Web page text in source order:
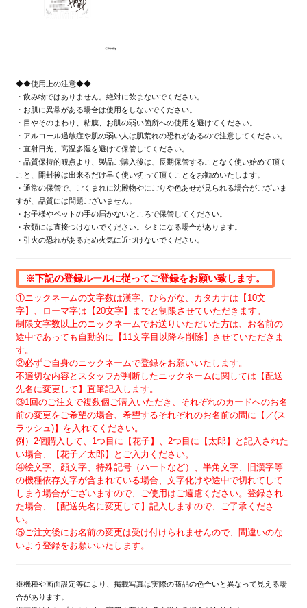
◆◆使用上の注意◆◆
・飲み物ではありません。絶対に飲まないでください。
・お肌に異常がある場合は使用をしないでください。
・目やそのまわり、粘膜、お肌の弱い箇所への使用を避けてください。
・アルコール過敏症や肌の弱い人は肌荒れの恐れがあるので注意してください。
・直射日光、高温多湿を避けて保管してください。
・品質保持的観点より、製品ご購入後は、長期保管することなく使い始めて頂く
こと、開封後は出来るだけ早く使い切って頂くことをお勧めいたします。
・通常の保管で、ごくまれに沈殿物やにごりや色あせが見られる場合がございま
すが、品質には問題ございません。
・お子様やペットの手の届かないところで保管してください。
・衣類には直接つけないでください。シミになる場合があります。
・引火の恐れがあるため火気に近づけないでください。
※下記の登録ルールに従ってご登録をお願い致します。
①ニックネームの文字数は漢字、ひらがな、カタカナは【10文
字】、ローマ字は【20文字】までと制限させていただきます。
制限文字数以上のニックネームでお送りいただいた方は、お名前の
途中であっても自動的に【11文字目以降を削除】させていただきま
す。
②必ずご自身のニックネームで登録をお願いいたします。
不適切な内容とスタッフが判断したニックネームに関しては【配送
先名に変更して】直筆記入します。
③1回のご注文で複数個ご購入いただき、それぞれのカードへのお名
前の変更をご希望の場合、希望するそれぞれのお名前の間に【／(ス
ラッシュ)】を入れてください。
例）2個購入して、1つ目に【花子】、2つ目に【太郎】と記入された
い場合、【花子／太郎】とご入力ください。
④絵文字、顔文字、特殊記号（ハートなど）、半角文字、旧漢字等
の機種依存文字が含まれている場合、文字化けや途中で切れてして
しまう場合がございますので、ご使用はご遠慮ください。登録され
た場合、【配送先名に変更して】記入しますので、ご了承くださ
い。
⑤ご注文後にお名前の変更は受け付けられませんので、間違いのな
いよう登録をお願いいたします。
※機種や画面設定等により、掲載写真は実際の商品の色合いと異なって見える場
合があります。